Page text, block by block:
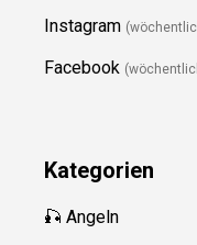
Instagram
Facebook
Kategorien
🎣 Angeln